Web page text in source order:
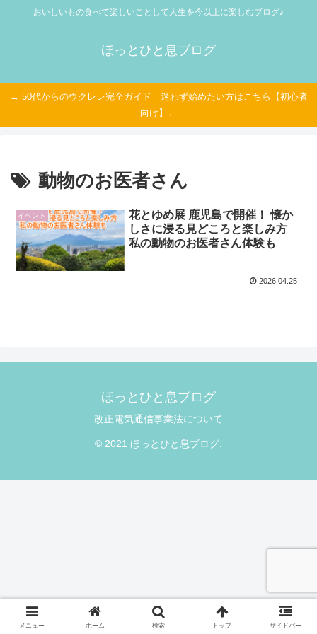
おいしいもの食べて楽しいことして人生を今以上に楽しむブログ♪
ほっとひと息ブログ
→ 50代からのウクレレ完全ガイド｜迷わず始めたい方はこちら【初心者
向け】←
動物のお医者さん
イベント
花とゆめ展 鹿児島で開催！ 懐か
しさに浸る見どころと楽しみ方
私の動物のお医者さん体験も
2026.04.25
ほっとひと息ブログ
改正電気通信事業法について
© 2021 ほっとひと息ブログ.
メニュー ホーム 検索 トップ サイドバー